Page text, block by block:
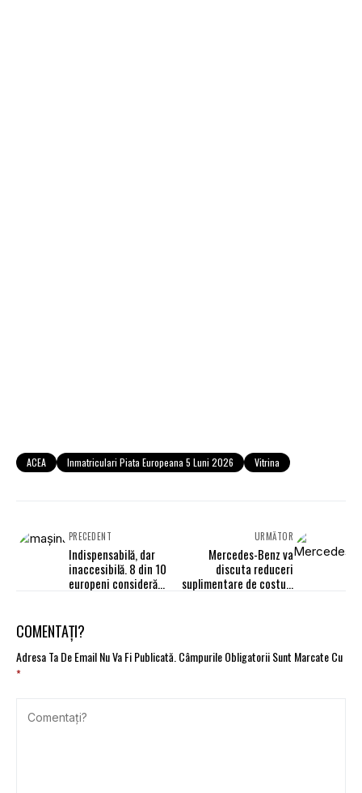
ACEA Inmatriculari Piata Europeana 5 Luni 2026 Vitrina
PRECEDENT
Indispensabilă, dar
inaccesibilă. 8 din 10
europeni consideră
URMĂTOR
Mercedes-Benz va
discuta reduceri
suplimentare de costuri
COMENTAȚI?
Adresa Ta De Email Nu Va Fi Publicată.Câmpurile Obligatorii Sunt Marcate Cu
*